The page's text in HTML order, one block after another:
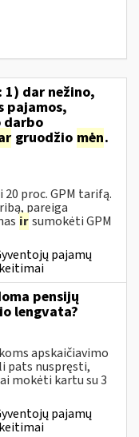
1) dar nežino,
pajamos,
darbo
gruodžio mėn.
proc. GPM tarifą.
pareiga
irsumokėti GPM
pajamų
pensijų
lengvata?
apskaičiavimo
pats nuspręsti,
mokėti kartu su 3
pajamų